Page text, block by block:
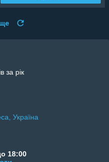
за рік
Україна
18:00